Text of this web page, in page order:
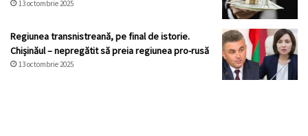
13 octombrie 2025
Regiunea transnistreană, pe final de istorie.
Chișinăul – nepregătit să preia regiunea pro-rusă
13 octombrie 2025